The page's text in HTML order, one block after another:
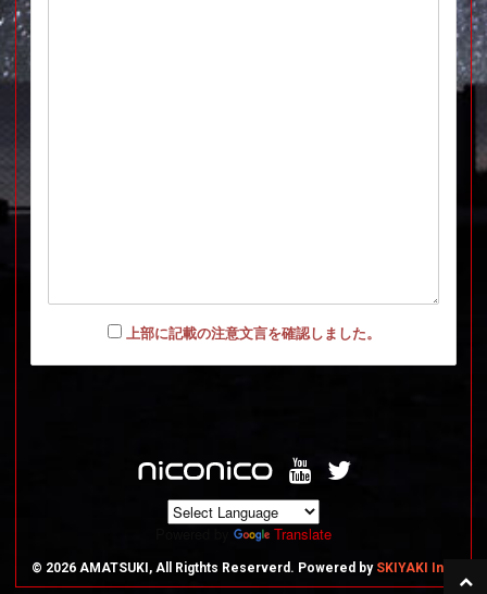
上部に記載の注意文言を確認しました。
Translate
© 2026 AMATSUKI, All Rigthts Reserverd. Powered by SKIYAKI Inc.